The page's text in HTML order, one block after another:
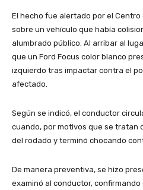
El hecho fue alertado por el
sobre un vehículo que había
alumbrado público. Al arribar al
que un Ford Focus color blanco
izquierdo tras impactar contra el
afectado.
Según se indicó, el conductor
cuando, por motivos que se tratan
del rodado y terminó chocando
De manera preventiva, se hizo
examinó al conductor,